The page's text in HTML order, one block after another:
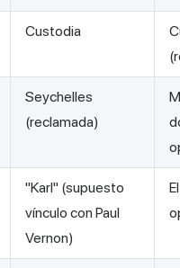
Custodia
Seychelles
(reclamada)
"Karl" (supuesto
vínculo con Paul
Vernon)